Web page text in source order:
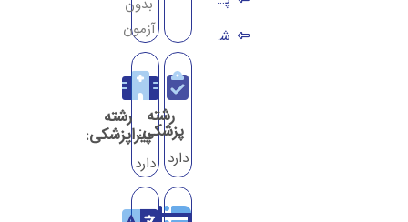
شرایط تحصیل رشته مهندسی در دانشگاه آتیلیم
بدون
آزمون
رشته
پزشکی:
دارد
رشته
پیراپزشکی:
دارد